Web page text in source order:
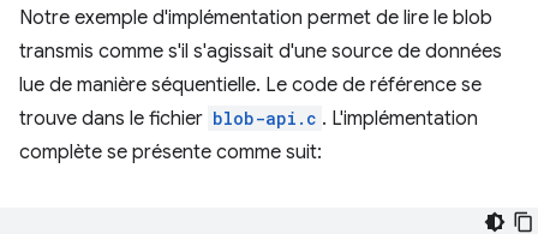
Notre exemple d'implémentation permet de lire le blob
transmis comme s'il s'agissait d'une source de données
lue de manière séquentielle. Le code de référence se
trouve dans le fichier blob-api.c . L'implémentation
complète se présente comme suit: